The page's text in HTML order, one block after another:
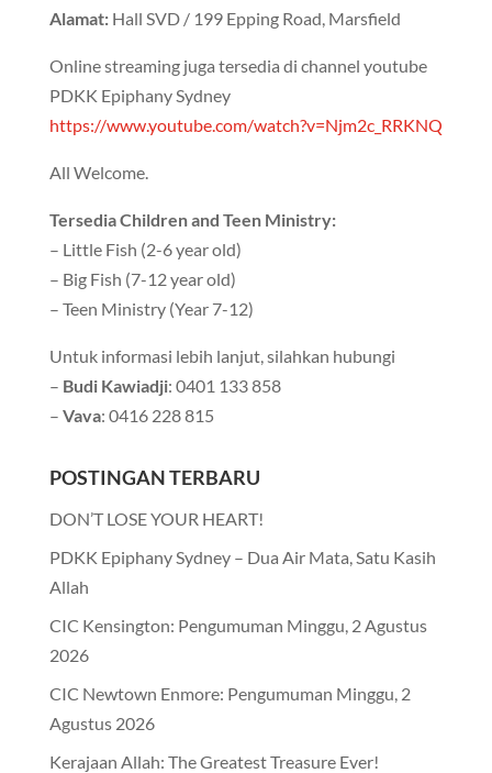
Alamat:Hall SVD / 199 Epping Road, Marsfield
Online streaming juga tersedia di channel youtube
PDKK Epiphany Sydney
https://www.youtube.com/watch?v=Njm2c_RRKNQ
All Welcome.
Tersedia Children and Teen Ministry:
– Little Fish (2-6 year old)
– Big Fish (7-12 year old)
– Teen Ministry (Year 7-12)
Untuk informasi lebih lanjut, silahkan hubungi
– Budi Kawiadji: 0401 133 858
– Vava: 0416 228 815
POSTINGAN TERBARU
DON’T LOSE YOUR HEART!
PDKK Epiphany Sydney – Dua Air Mata, Satu Kasih
Allah
CIC Kensington: Pengumuman Minggu, 2 Agustus
2026
CIC Newtown Enmore: Pengumuman Minggu, 2
Agustus 2026
Kerajaan Allah: The Greatest Treasure Ever!